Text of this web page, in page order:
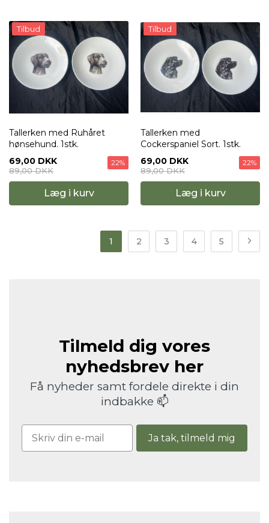
Tilbud
Tallerken med Ruhåret
hønsehund. 1stk.
69,00 DKK
89,00 DKK
22%
Læg i kurv
Tilbud
Tallerken med
Cockerspaniel Sort. 1stk.
69,00 DKK
89,00 DKK
22%
Læg i kurv
1 2 3 4 5
Tilmeld dig vores
nyhedsbrev her
Få nyheder samt fordele direkte i din
indbakke 📫
Ja tak, tilmeld mig